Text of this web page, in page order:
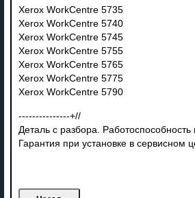
Xerox WorkCentre 5735
Xerox WorkCentre 5740
Xerox WorkCentre 5745
Xerox WorkCentre 5755
Xerox WorkCentre 5765
Xerox WorkCentre 5775
Xerox WorkCentre 5790
---------------+//
Деталь с разбора. Работоспособность
Гарантия при установке в сервисном